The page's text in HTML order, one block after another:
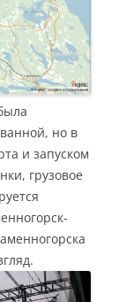
но в
и запуском
грузовое